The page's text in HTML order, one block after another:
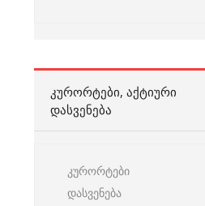
ᲙᲣᲠᲝᲠᲢᲔᲑᲘ, ᲐᲥᲢᲘᲣᲠᲘ
ᲓᲐᲡᲕᲔᲜᲔᲑᲐ
კურორტები
დასვენება